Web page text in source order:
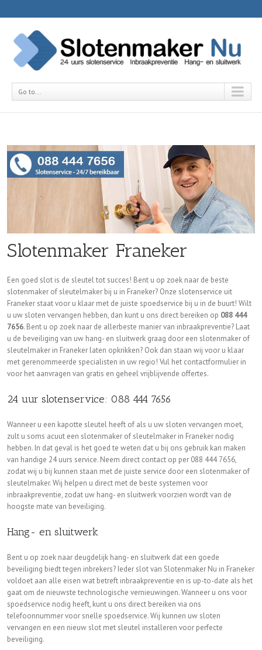
Go to...
Slotenmaker Franeker
Een goed slot is de sleutel tot succes! Bent u op zoek naar de beste
slotenmaker of sleutelmaker bij u in Franeker? Onze slotenservice uit
Franeker staat voor u klaar met de juiste spoedservice bij u in de buurt! Wilt
u uw sloten vervangen hebben, dan kunt u ons direct bereiken op 088 444
7656. Bent u op zoek naar de allerbeste manier van inbraakpreventie? Laat
u de beveiliging van uw hang- en sluitwerk graag door een slotenmaker of
sleutelmaker in Franeker laten opkrikken? Ook dan staan wij voor u klaar
met gerenommeerde specialisten in uw regio! Vul het contactformulier in
voor het aanvragen van gratis en geheel vrijblijvende offertes.
24 uur slotenservice: 088 444 7656
Wanneer u een kapotte sleutel heeft of als u uw sloten vervangen moet,
zult u soms acuut een slotenmaker of sleutelmaker in Franeker nodig
hebben. In dat geval is het goed te weten dat u bij ons gebruik kan maken
van handige 24 uurs service. Neem direct contact op per 088 444 7656,
zodat wij u bij kunnen staan met de juiste service door een slotenmaker of
sleutelmaker. Wij helpen u direct met de beste systemen voor
inbraakpreventie, zodat uw hang- en sluitwerk voorzien wordt van de
hoogste mate van beveiliging.
Hang- en sluitwerk
Bent u op zoek naar deugdelijk hang- en sluitwerk dat een goede
beveiliging biedt tegen inbrekers? Ieder slot van Slotenmaker Nu in Franeker
voldoet aan alle eisen wat betreft inbraakpreventie en is up-to-date als het
gaat om de nieuwste technologische vernieuwingen. Wanneer u ons voor
spoedservice nodig heeft, kunt u ons direct bereiken via ons
telefoonnummer voor snelle spoedservice. Wij kunnen uw sloten
vervangen en een nieuw slot met sleutel installeren voor perfecte
beveiliging.